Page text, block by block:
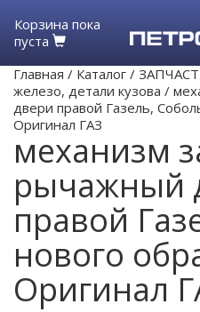
Корзина пока
пуста
Главная / Каталог /
железо, детали кузова /
двери правой Газель,
Оригинал ГАЗ
механизм
рычажный
правой
нового
Оригинал